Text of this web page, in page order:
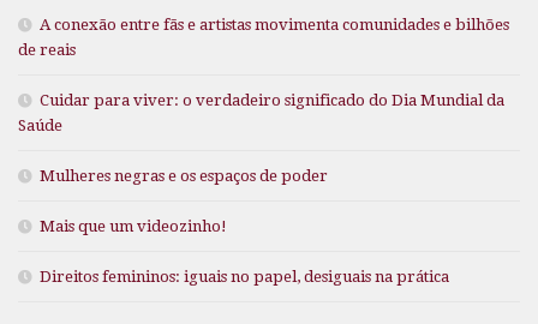
A conexão entre fãs e artistas movimenta comunidades e bilhões
de reais
Cuidar para viver: o verdadeiro significado do Dia Mundial da
Saúde
Mulheres negras e os espaços de poder
Mais que um videozinho!
Direitos femininos: iguais no papel, desiguais na prática